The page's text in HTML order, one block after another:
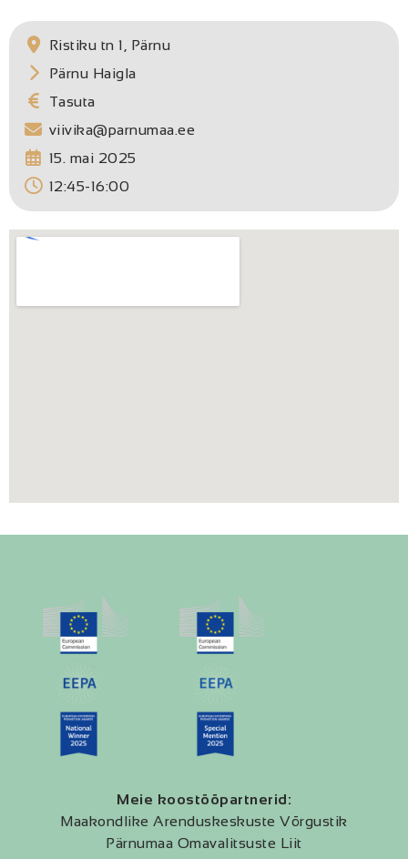
Ristiku tn 1, Pärnu
Pärnu Haigla
Tasuta
viivika@parnumaa.ee
15. mai 2025
12:45-16:00
Meie koostööpartnerid:
Maakondlike Arenduskeskuste Võrgustik
Pärnumaa Omavalitsuste Liit